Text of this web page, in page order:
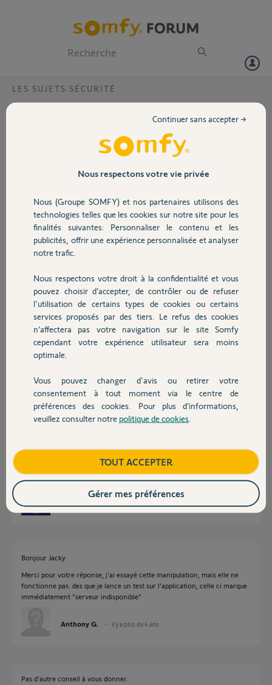
Volet
Sécurité
Domotique
Chauffage
Autres produits
Devis avec un pro
Contact
LES SUJETS SÉCURITÉ
Connexion de secours impossible
Après réalisation du test de compatibilité par
service connexion de secours rien ne
sur le forum (link dehors, déconnexion
internet...) je ne comprends pas, j'ai
l'impression que l'application ne cherche même
pas à ce connecter au serveur erreur
pouvez vous me guider si je fait mal la
manipulation ?
Merci,
Anthony G.
Réponses
Rapprochez votre Link d'un fenêtre pour voir si c'est un problème
d'environnement.
Bonjour Jacky
Merci pour votre réponse, j'ai essayé cette manipulation, mais elle ne
fonctionne pas. des que je lance un test sur l'application, celle ci marque
immédiatement "serveur indisponible"
Anthony G. il y a plus de 4 ans
Pas d'autre conseil à vous donner.
Nous respectons votre vie privée
Nous (Groupe SOMFY) et nos partenaires utilisons des
technologies telles que les cookies sur notre site pour les
finalités suivantes: Personnaliser le contenu et les
publicités, offrir une expérience personnalisée et analyser
notre trafic.
Nous respectons votre droit à la confidentialité et vous
pouvez choisir d’accepter, de contrôler ou de refuser
l'utilisation de certains types de cookies ou certains
services proposés par des tiers. Le refus des cookies
n’affectera pas votre navigation sur le site Somfy
cependant votre expérience utilisateur sera moins
optimale.
Vous pouvez changer d'avis ou retirer votre
consentement à tout moment via le centre de
préférences des cookies. Pour plus d’informations,
veuillez consulter notre politique de cookies
Continuer sans accepter →
TOUT ACCEPTER
Gérer mes préférences